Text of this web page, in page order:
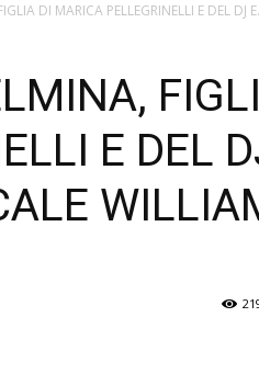
DI MARICA PELLEGRINELLI E DEL DJ
E DEL